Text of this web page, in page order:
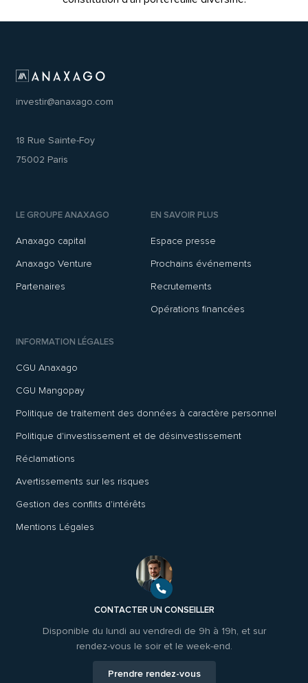
investir@anaxago.com
18 Rue Sainte-Foy
75002 Paris
LE GROUPE ANAXAGO
Anaxago capital
Anaxago Venture
Partenaires
EN SAVOIR PLUS
Espace presse
Prochains événements
Recrutements
Opérations financées
INFORMATION LÉGALES
CGU Anaxago
CGU Mangopay
Politique de traitement des données à caractère personnel
Politique d'investissement et de désinvestissement
Réclamations
Avertissements sur les risques
Gestion des conflits d'intérêts
Mentions Légales
CONTACTER UN CONSEILLER
Disponible du lundi au vendredi de 9h à 19h, et sur
rendez-vous le soir et le week-end.
Prendre rendez-vous